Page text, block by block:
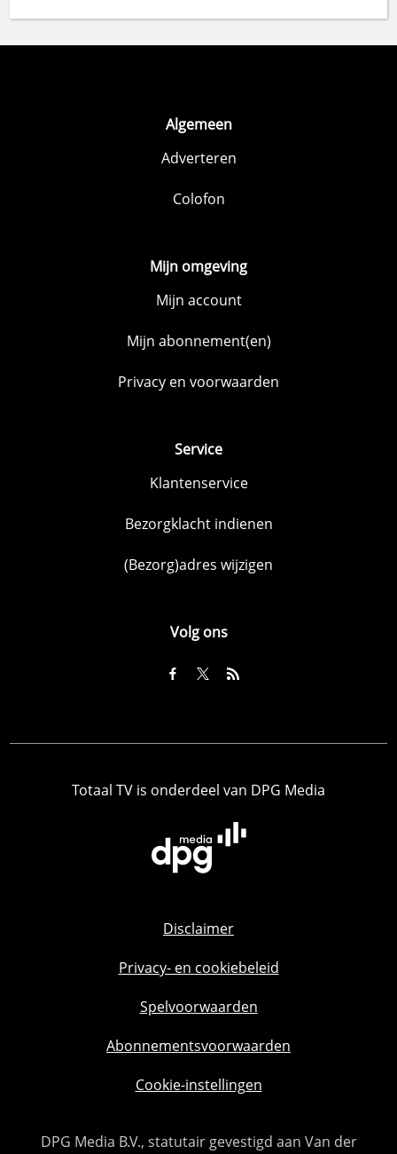
Algemeen
Adverteren
Colofon
Mijn omgeving
Mijn account
Mijn abonnement(en)
Privacy en voorwaarden
Service
Klantenservice
Bezorgklacht indienen
(Bezorg)adres wijzigen
Volg ons
Totaal TV is onderdeel van DPG Media
Disclaimer
Privacy- en cookiebeleid
Spelvoorwaarden
Abonnementsvoorwaarden
Cookie-instellingen
DPG Media B.V., statutair gevestigd aan Van der